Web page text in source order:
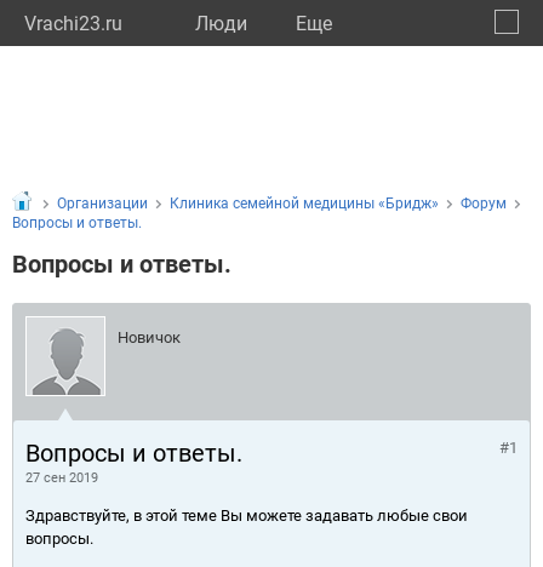
Vrachi23.ru Люди Eще
Организации Клиника семейной медицины «Бридж»
Форум
Вопросы и ответы.
Вопросы и ответы.
Новичок
Вопросы и ответы.
27 сен 2019
#1
Здравствуйте, в этой теме Вы можете задавать любые свои
вопросы.